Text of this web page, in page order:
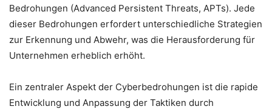
Bedrohungen (Advanced Persistent Threats, APTs). Jede
dieser Bedrohungen erfordert unterschiedliche Strategien
zur Erkennung und Abwehr, was die Herausforderung für
Unternehmen erheblich erhöht.
Ein zentraler Aspekt der Cyberbedrohungen ist die rapide
Entwicklung und Anpassung der Taktiken durch